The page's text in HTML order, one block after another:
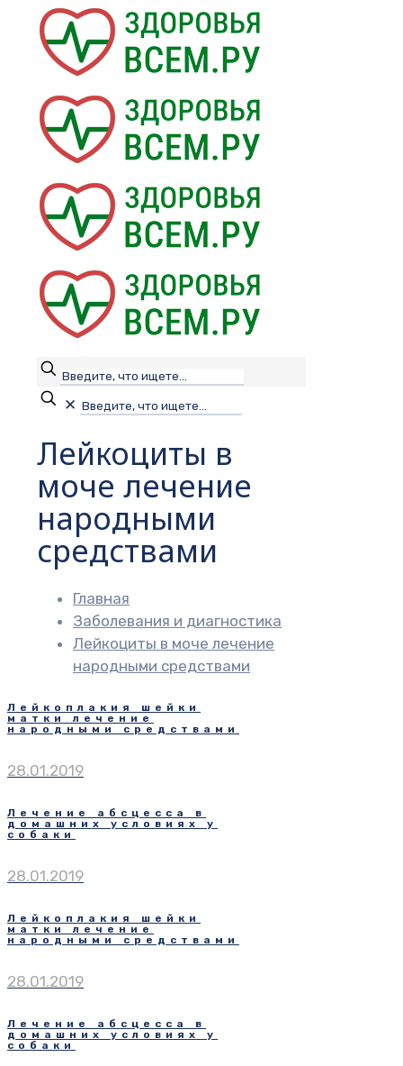
✕
Лейкоциты в
моче лечение
народными
средствами
Главная
Заболевания и диагностика
Лейкоциты в моче лечение
народными средствами
Лейкоплакия шейки
матки лечение
народными средствами
28.01.2019
Лечение абсцесса в
домашних условиях у
собаки
28.01.2019
Лейкоплакия шейки
матки лечение
народными средствами
28.01.2019
Лечение абсцесса в
домашних условиях у
собаки